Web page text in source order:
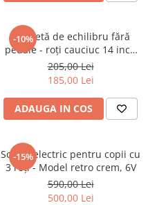
-10%
Bicicletă de echilibru fără
pedale - roți cauciuc 14 inch
(roz)
205,00 Lei
185,00 Lei
ADAUGA IN COS
-15%
Scuter electric pentru copii cu
3 roți - Model retro crem, 6V
590,00 Lei
500,00 Lei